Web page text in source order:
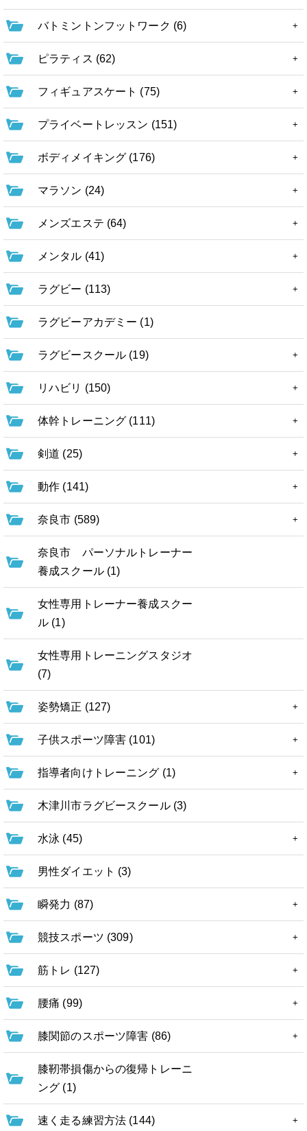
バトミントンフットワーク (6)
ピラティス (62)
フィギュアスケート (75)
プライベートレッスン (151)
ボディメイキング (176)
マラソン (24)
メンズエステ (64)
メンタル (41)
ラグビー (113)
ラグビーアカデミー (1)
ラグビースクール (19)
リハビリ (150)
体幹トレーニング (111)
剣道 (25)
動作 (141)
奈良市 (589)
奈良市 パーソナルトレーナー
養成スクール (1)
女性専用トレーナー養成スクー
ル (1)
女性専用トレーニングスタジオ
(7)
姿勢矯正 (127)
子供スポーツ障害 (101)
指導者向けトレーニング (1)
木津川市ラグビースクール (3)
水泳 (45)
男性ダイエット (3)
瞬発力 (87)
競技スポーツ (309)
筋トレ (127)
腰痛 (99)
膝関節のスポーツ障害 (86)
膝靭帯損傷からの復帰トレーニ
ング (1)
速く走る練習方法 (144)